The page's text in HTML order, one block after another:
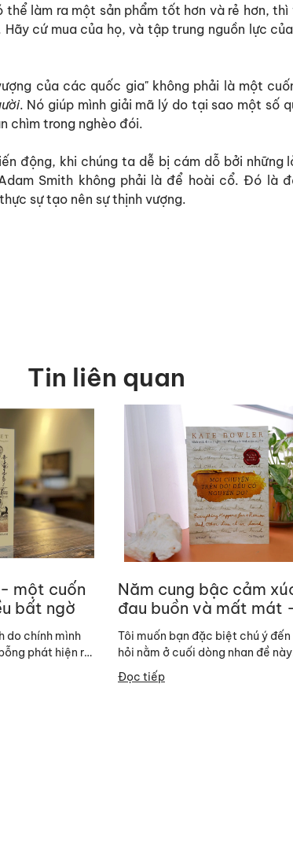
làm ra một sản phẩm tốt hơn và rẻ hơn,
cứ mua của họ, và tập trung nguồn lực
của các quốc gia" không phải là một
. Nó giúp mình giải mã lý do tại sao một số
chìm trong nghèo đói.
động, khi chúng ta dễ bị cám dỗ bởi những
Smith không phải là để hoài cổ. Đó là
sự tạo nên sự thịnh vượng.
Tin liên quan
một cuốn
bất ngờ
do chính mình
phát hiện ra
Năm cung bậc cảm
đau buồn và mất mát
chuyện trên đời đều có
do?”
Tôi muốn bạn đặc biệt chú ý
hỏi nằm ở cuối dòng nhan đề
đó, tuy bé nhỏ, nhưng lại...
Đọc tiếp